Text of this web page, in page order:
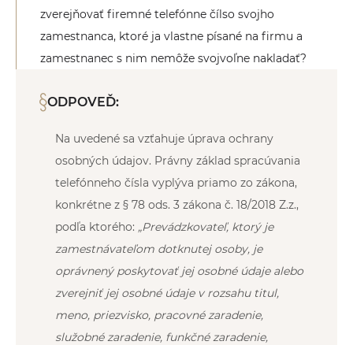
zverejňovať firemné telefónne čílso svojho
zamestnanca, ktoré ja vlastne písané na firmu a
zamestnanec s nim nemôže svojvoľne nakladať?
ODPOVEĎ:
Na uvedené sa vzťahuje úprava ochrany
osobných údajov. Právny základ spracúvania
telefónneho čísla vyplýva priamo zo zákona,
konkrétne z § 78 ods. 3 zákona č. 18/2018 Z.z.,
podľa ktorého: „Prevádzkovateľ, ktorý je
zamestnávateľom dotknutej osoby, je
oprávnený poskytovať jej osobné údaje alebo
zverejniť jej osobné údaje v rozsahu titul,
meno, priezvisko, pracovné zaradenie,
služobné zaradenie, funkčné zaradenie,